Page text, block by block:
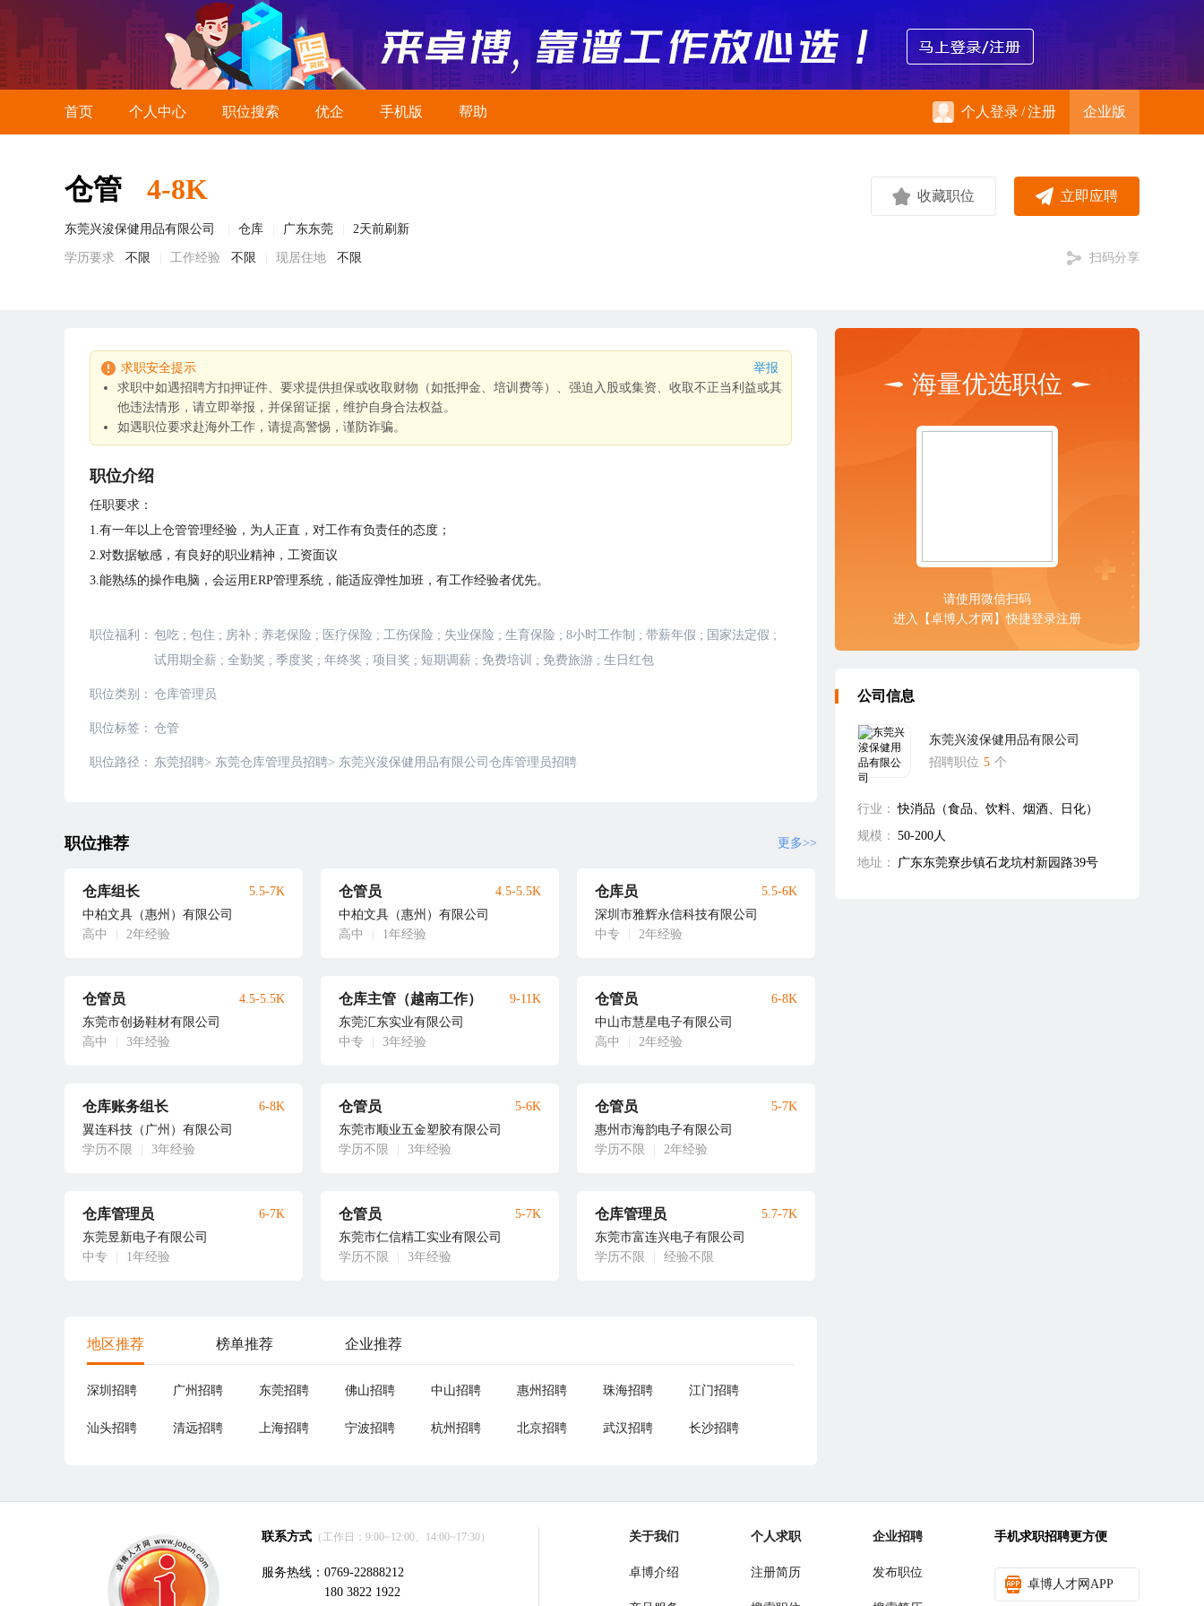
首页 个人中心 职位搜索 优企 手机版 帮助 个人登录/注册 企业版
仓管 4-8K
东莞兴浚保健用品有限公司 仓库 广东东莞 2天前刷新
学历要求 不限 工作经验 不限 现居住地 不限
收藏职位 立即应聘
扫码分享
求职安全提示
举报
求职中如遇招聘方扣押证件、要求提供担保或收取财物（如抵押金、培训费等）、强迫入股或集资、收取不正当利益或其
他违法情形，请立即举报，并保留证据，维护自身合法权益。
如遇职位要求赴海外工作，请提高警惕，谨防诈骗。
职位介绍
任职要求：
1.有一年以上仓管管理经验，为人正直，对工作有负责任的态度；
2.对数据敏感，有良好的职业精神，工资面议
3.能熟练的操作电脑，会运用ERP管理系统，能适应弹性加班，有工作经验者优先。
职位福利： 包吃 ; 包住 ; 房补 ; 养老保险 ; 医疗保险 ; 工伤保险 ; 失业保险 ; 生育保险 ; 8小时工作制 ; 带薪年假 ; 国家法定假 ;
试用期全薪 ; 全勤奖 ; 季度奖 ; 年终奖 ; 项目奖 ; 短期调薪 ; 免费培训 ; 免费旅游 ; 生日红包
职位类别： 仓库管理员
职位标签： 仓管
职位路径： 东莞招聘> 东莞仓库管理员招聘> 东莞兴浚保健用品有限公司仓库管理员招聘
职位推荐 更多>>
仓库组长
中柏文具（惠州）有限公司
高中
2年经验
5.5-7K 仓管员
中柏文具（惠州）有限公司
高中
1年经验
4.5-5.5K 仓库员
深圳市雅辉永信科技有限公司
中专
2年经验
5.5-6K
仓管员
东莞市创扬鞋材有限公司
高中
3年经验
4.5-5.5K 仓库主管（越南工作）
东莞汇东实业有限公司
中专
3年经验
9-11K 仓管员
中山市慧星电子有限公司
高中
2年经验
6-8K
仓库账务组长
翼连科技（广州）有限公司
学历不限
3年经验
6-8K 仓管员
东莞市顺业五金塑胶有限公司
学历不限
3年经验
5-6K 仓管员
惠州市海韵电子有限公司
学历不限
2年经验
5-7K
仓库管理员
东莞昱新电子有限公司
中专
1年经验
6-7K 仓管员
东莞市仁信精工实业有限公司
学历不限
3年经验
5-7K 仓库管理员
东莞市富连兴电子有限公司
学历不限
经验不限
5.7-7K
地区推荐 榜单推荐 企业推荐
深圳招聘 广州招聘 东莞招聘 佛山招聘 中山招聘 惠州招聘 珠海招聘 江门招聘
汕头招聘 清远招聘 上海招聘 宁波招聘 杭州招聘 北京招聘 武汉招聘 长沙招聘
海量优选职位
请使用微信扫码
进入【卓博人才网】快捷登录注册
公司信息
东莞兴浚保健用品有限公司
招聘职位 5 个
行业： 快消品（食品、饮料、烟酒、日化）
规模： 50-200人
地址：
广东东莞寮步镇石龙坑村新园路39号
联系方式 （工作日：9:00~12:00、14:00~17:30）
服务热线：0769-22888212
180 3822 1922
关于我们
卓博介绍
个人求职
注册简历
企业招聘
发布职位
手机求职招聘更方便
卓博人才网APP